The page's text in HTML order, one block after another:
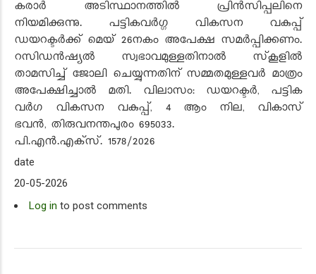
കരാർ അടിസ്ഥാനത്തിൽ പ്രിൻസിപ്പലിനെ
നിയമിക്കുന്നു. പട്ടികവർഗ്ഗ വികസന വകുപ്പ്
ഡയറക്ടർക്ക് മെയ് 26നകം അപേക്ഷ സമർപ്പിക്കണം.
റസിഡൻഷ്യൽ സ്വഭാവമുള്ളതിനാൽ സ്‌കൂളിൽ
താമസിച്ച് ജോലി ചെയ്യുന്നതിന് സമ്മതമുള്ളവർ മാത്രം
അപേക്ഷിച്ചാൽ മതി. വിലാസം: ഡയറക്ടർ, പട്ടിക
വർഗ വികസന വകുപ്പ്, 4ആം നില, വികാസ്
ഭവൻ, തിരുവനന്തപുരം 695033.
പി.എൻ.എക്‌സ്. 1578/2026
date
20-05-2026
Log in to post comments